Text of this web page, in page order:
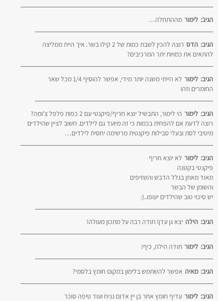
לימור הגיב: מההתחלה…
הדס הגיב:
רוצה להכין לשבת כמות של 2 קילו בשר. איך היית ממליצה
להתאים את כמויות יתר המרכיבים?
לימור הגיב:
לא הייתי משנה יותר מידי, אפשר להוסיף 1/4 מכל שאר
החומרים וזהו
לימור הגיב:
הי לימור, התבשיל יוצא חריף/פיקנטי עם 2 כפות פלפל צ'ומה?
רוצה לדעת אם להפחית בכמות כי זה מיועד גם לילדים. חשוב לציין שהילדים
מיטיבי לסת ובעלי סבילות פיקנטית מרשימה יחסית לילדים…
לימור הגיב:
לא יוצא חריף
פיקנטי בקטנה
מאוד מאוזן בגלל הדבש והשזיפים
והשומן של הבשר
יש סיכוי טוב שהילדים יעופו..(:
הילה הגיב: יצא גן עדן! תודה רבה על מתכון מעולה!
לימור הגיב: תודה הילה, כיף!
מאיה הגיב: אפשר להשתמש בלימון במקום חומץ בלסמי?
לימור הגיב: עדיף חומץ אחר בן יין אדום נניח ועוד טיפה סוכר